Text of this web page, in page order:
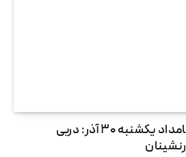
برنامه بازی‌های NBA بامداد یکشنبه ۳۰ آذر: دربی